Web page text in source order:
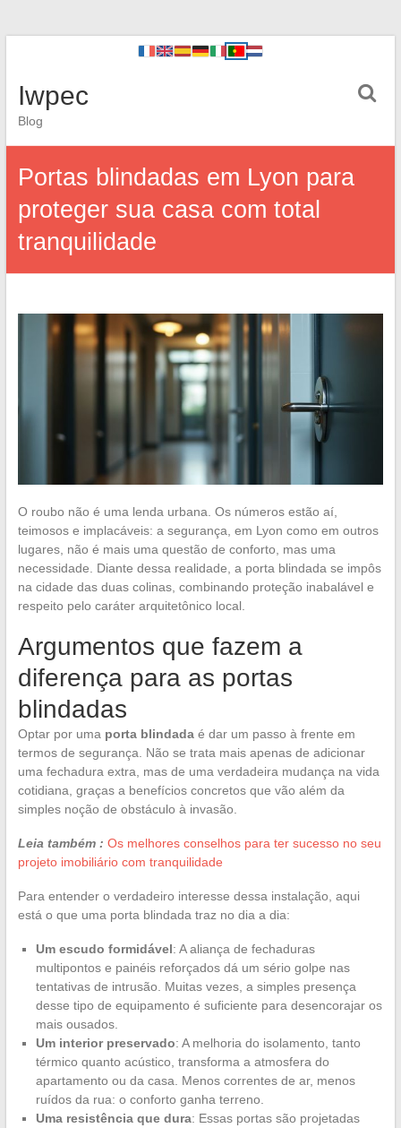
Iwpec
Blog
Portas blindadas em Lyon para
proteger sua casa com total
tranquilidade
O roubo não é uma lenda urbana. Os números estão aí,
teimosos e implacáveis: a segurança, em Lyon como em outros
lugares, não é mais uma questão de conforto, mas uma
necessidade. Diante dessa realidade, a porta blindada se impôs
na cidade das duas colinas, combinando proteção inabalável e
respeito pelo caráter arquitetônico local.
Argumentos que fazem a
diferença para as portas
blindadas
Optar por uma porta blindadaé dar um passo à frente em
termos de segurança. Não se trata mais apenas de adicionar
uma fechadura extra, mas de uma verdadeira mudança na vida
cotidiana, graças a benefícios concretos que vão além da
simples noção de obstáculo à invasão.
Leia também : Os melhores conselhos para ter sucesso no seu
projeto imobiliário com tranquilidade
Para entender o verdadeiro interesse dessa instalação, aqui
está o que uma porta blindada traz no dia a dia:
Um escudo formidável: A aliança de fechaduras
multipontos e painéis reforçados dá um sério golpe nas
tentativas de intrusão. Muitas vezes, a simples presença
desse tipo de equipamento é suficiente para desencorajar os
mais ousados.
Um interior preservado: A melhoria do isolamento, tanto
térmico quanto acústico, transforma a atmosfera do
apartamento ou da casa. Menos correntes de ar, menos
ruídos da rua: o conforto ganha terreno.
Uma resistência que dura: Essas portas são projetadas